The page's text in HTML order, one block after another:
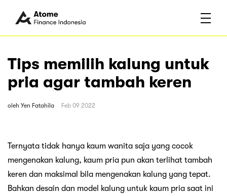
Tips memilih kalung untuk
pria agar tambah keren
oleh Yen Fatahila Feb 09 2022
Ternyata tidak hanya kaum wanita saja yang cocok
mengenakan kalung, kaum pria pun akan terlihat tambah
keren dan maksimal bila mengenakan kalung yang tepat.
Bahkan desain dan model kalung untuk kaum pria saat ini